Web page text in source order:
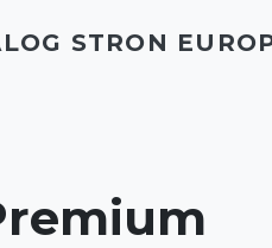
STRON